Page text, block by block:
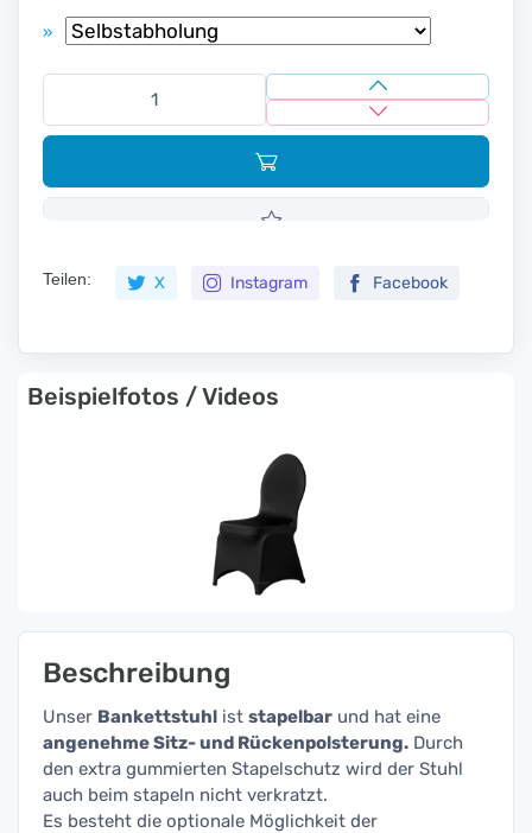
»
Teilen: X Instagram Facebook
Beispielfotos / Videos
Beschreibung
Unser Bankettstuhl ist stapelbar und hat eine
angenehme Sitz- und Rückenpolsterung. Durch
den extra gummierten Stapelschutz wird der Stuhl
auch beim stapeln nicht verkratzt.
Es besteht die optionale Möglichkeit der